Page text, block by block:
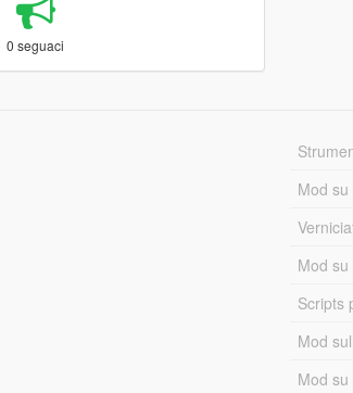
0 seguaci
Mod su
Mod su
Scripts
Mod
Mod